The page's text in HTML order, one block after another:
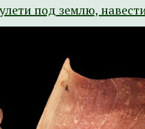
под землю,